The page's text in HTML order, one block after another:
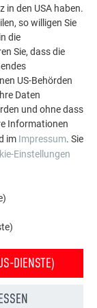
Sie
und
in den USA haben.
so willigen Sie
die
Sie, dass die
US-Behörden
Daten
und ohne dass
Informationen
im Impressum. Sie
Einstellungen
DIENSTE)